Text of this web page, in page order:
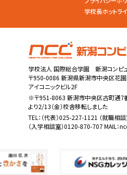
学校長ホットラ
学校法人 国際総合学園 新潟コンピ
〒950-0086 新潟県新潟市中央区花
アイコニックビル2F
※〒951-8063 新潟市中央区古町通7
より2/13（金）校舎移転しました
TEL： （代表）025-227-1121 （就職相
（入学相談室）0120-870-707 MAIL：